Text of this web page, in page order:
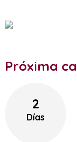
Próxima
2
Días